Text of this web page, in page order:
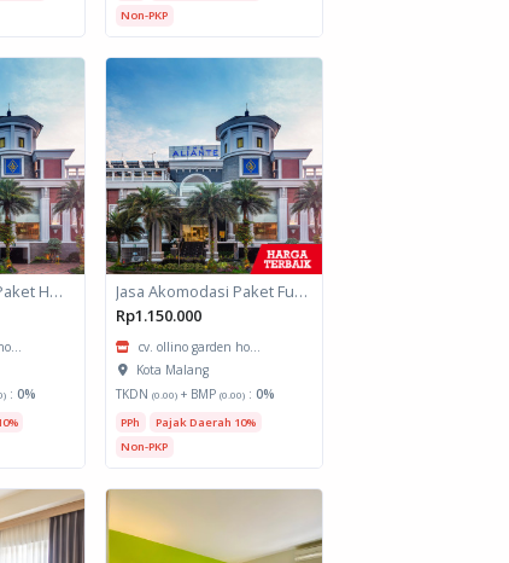
Non-PKP
Jasa Akomodasi Paket Halfday Hotel Kota Malang
:0%
Jasa Akomodasi Paket Fullboard Twin share Hotel Kota Malang
Rp1.150.000
cv. ollino garden ho...
Kota Malang
TKDN (0.00)+ BMP (0.00): 0%
PPh
Pajak Daerah 10%
Non-PKP